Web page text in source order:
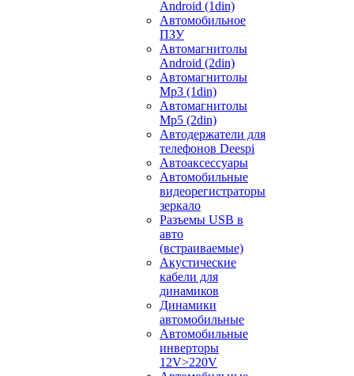
Android (1din)
Автомобильное
ПЗУ
Автомагнитолы
Android (2din)
Автомагнитолы
Mp3 (1din)
Автомагнитолы
Mp5 (2din)
Автодержатели для
телефонов Deespi
Автоаксессуары
Автомобильные
видеорегистраторы
зеркало
Разъемы USB в
авто
(встраиваемые)
Акустические
кабели для
динамиков
Динамики
автомобильные
Автомобильные
инверторы
12V>220V